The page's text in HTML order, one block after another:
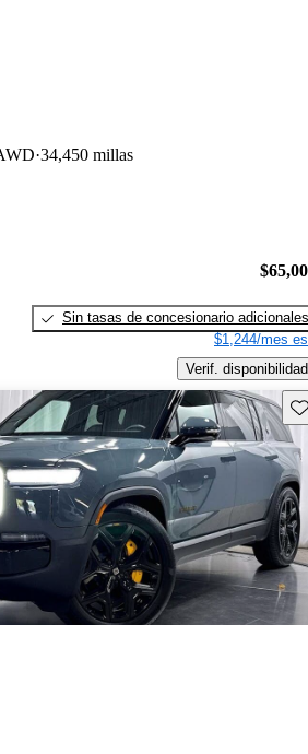
34,450 millas
Sin tasas de concesionario adicionales
$1,244/mes
Verif. disponibilidad